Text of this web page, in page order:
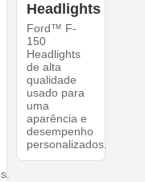
Headlights
Ford™ F-
150
Headlights
de alta
qualidade
usado para
uma
aparência e
desempenho
personalizados.